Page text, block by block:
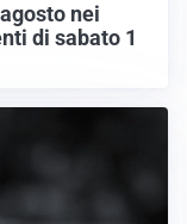
nei
di sabato 1